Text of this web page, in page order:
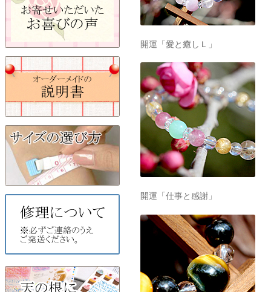
開運「愛と癒しＬ」
開運「仕事と感謝」